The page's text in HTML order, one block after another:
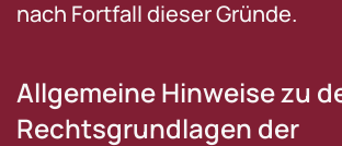
nach Fortfall dieser Gründe.
Allgemeine Hinweise zu
Rechtsgrundlagen der